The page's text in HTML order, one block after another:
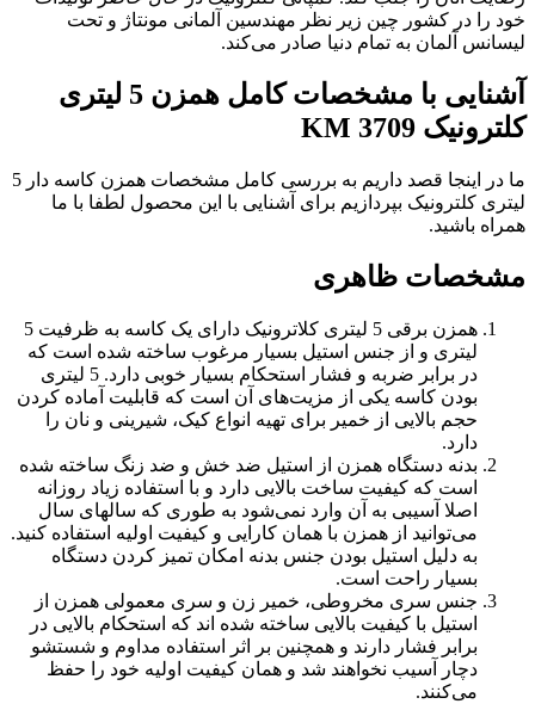
خود را در کشور چین زیر نظر مهندسین آلمانی مونتاژ و تحت
لیسانس آلمان به تمام دنیا صادر می‌کند.
آشنایی با مشخصات کامل همزن 5 لیتری
کلترونیک KM 3709
ما در اینجا قصد داریم به بررسی کامل مشخصات همزن کاسه دار 5
لیتری کلترونیک بپردازیم برای آشنایی با این محصول لطفا با ما
همراه باشید.
مشخصات ظاهری
همزن برقی 5 لیتری کلاترونیک دارای یک کاسه به ظرفیت 5
لیتری و از جنس استیل بسیار مرغوب ساخته شده است که
در برابر ضربه و فشار استحکام بسیار خوبی دارد. 5 لیتری
بودن کاسه یکی از مزیت‌های آن است که قابلیت آماده کردن
حجم بالایی از خمیر برای تهیه انواع کیک، شیرینی و نان را
دارد.
بدنه دستگاه همزن از استیل ضد خش و ضد زنگ ساخته شده
است که کیفیت ساخت بالایی دارد و با استفاده زیاد روزانه
اصلا آسیبی به آن وارد نمی‌شود به طوری که سالهای سال
می‌توانید از همزن با همان کارایی و کیفیت اولیه استفاده کنید.
به دلیل استیل بودن جنس بدنه امکان تمیز کردن دستگاه
بسیار راحت است.
جنس سری مخروطی، خمیر زن و سری معمولی همزن از
استیل با کیفیت بالایی ساخته شده اند که استحکام بالایی در
برابر فشار دارند و همچنین بر اثر استفاده مداوم و شستشو
دچار آسیب نخواهند شد و همان کیفیت اولیه خود را حفظ
می‌کنند.